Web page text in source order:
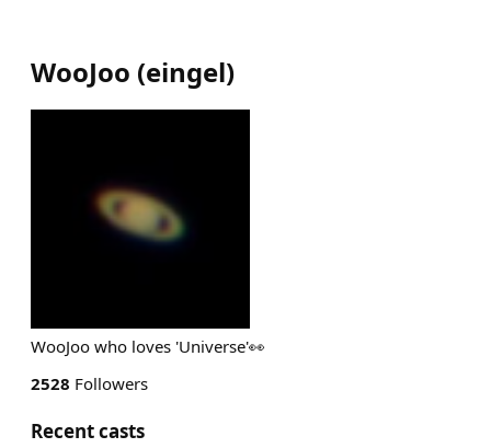
WooJoo (eingel)
WooJoo who loves 'Universe'👀
2528 Followers
Recent casts